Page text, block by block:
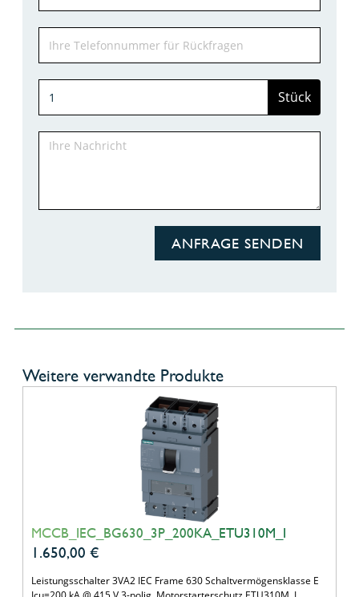
Stück
ANFRAGE SENDEN
Weitere verwandte Produkte
MCCB_IEC_BG630_3P_200KA_ETU310M_I
1.650,00 €
Leistungsschalter 3VA2 IEC Frame 630 Schaltvermögensklasse E